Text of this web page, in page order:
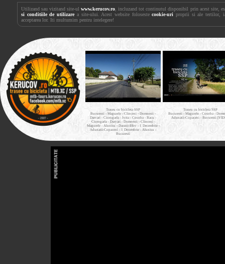
Utilizand sau vizitand site-ulwww.kerucov.ro , incluzand tot continutul disponibil prin acest site,
si conditiile de utilizare a site-ului. Acest website folosestecookie-uri proprii si ale tertilor,
acceptarea lor. Iti multumim pentru intelegere!
Traseu cu bicicleta SSP
Bucuresti - Magurele - Clinceni - Domnesti -
Darvari - Ciorogarla - Joita - Cosoba - Bacu -
Ciorogarla - Darvari - Domnesti - Clinceni -
Magurele - Alunisu - Darasti-Ilfov - 1 Decembrie -
Adunatii-Copaceni - 1 Decembrie - Alunisu -
Bucuresti
Traseu cu bicicleta SSP
Bucuresti - Magurele - Cosoba -
Adunatii-Copaceni - Bucuresti